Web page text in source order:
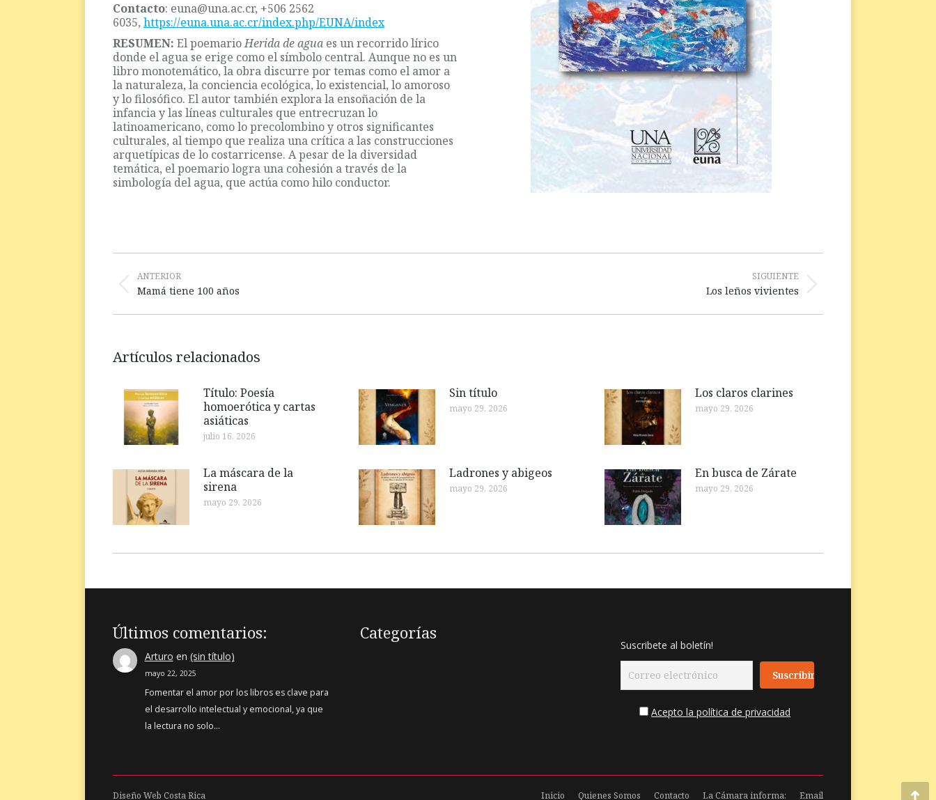
Contacto: euna@una.ac.cr, +506 2562
6035, https://euna.una.ac.cr/index.php/EUNA/index
RESUMEN: El poemarioHerida de agua es un recorrido lírico
donde el agua se erige como el símbolo central. Aunque no es un
libro monotemático, la obra discurre por temas como el amor a
la naturaleza, la conciencia ecológica, lo existencial, lo amoroso
y lo filosófico. El autor también explora la ensoñación de la
infancia y las líneas culturales que entrecruzan lo
latinoamericano, como lo precolombino y otros significantes
culturales, al tiempo que realiza una crítica a las construcciones
arquetípicas de lo costarricense. A pesar de la diversidad
temática, el poemario logra una cohesión a través de la
simbología del agua, que actúa como hilo conductor.
entre
publicaciones
ANTERIOR
Publicación
Mamá tiene 100 años
SIGUIENTE
Los leños vivientes
Artículos relacionados
Título: Poesía
homoerótica y cartas
asiáticas
julio 16, 2026
Sin título
mayo 29, 2026
Los claros clarines
mayo 29, 2026
La máscara de la
sirena
mayo 29, 2026
Ladrones y abigeos
mayo 29, 2026
En busca de Zárate
mayo 29, 2026
Últimos comentarios:
Arturo en (sin título)
mayo 22, 2025
Fomentar el amor por los libros es clave para
el desarrollo intelectual y emocional, ya que
la lectura no solo…
Categorías
Suscribete al boletín!
Acepto la política de privacidad
Diseño Web Costa Rica Inicio Quienes Somos Contacto La Cámara informa: Email